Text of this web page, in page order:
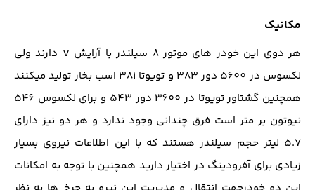
مکانیک
هر دوی این خودر های موتور 8 سیلندر با آرایش V دارند ولی
لکسوس در 5600 دور 383 و تویوتا 381 اسب بخار تولید میکنند
همچنین گشتاور تویوتا در 3600 دور 543 و برای لکسوس 546
نیوتون بر متر است فرق چندانی وجود ندارد و هر دو نیز دارای
5.7 لیتر حجم سیلندر هستند که با این اطلاعات نیروی بسیار
زیادی برای آفرودینگ در اختیار دارید همچنین با توجه به امکانات